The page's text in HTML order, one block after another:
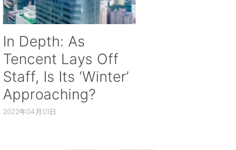
In Depth: As
Tencent Lays Off
Staff, Is Its ‘Winter’
Approaching?
2022年04月01日